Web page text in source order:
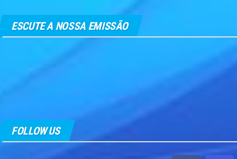
ESCUTE A NOSSA EMISSÃO
FOLLOW US